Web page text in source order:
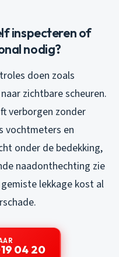
inspecteren of
nodig?
doen zoals
zichtbare scheuren.
verborgen zonder
vochtmeters en
onder de bedekking,
naadonthechting zie
lekkage kost al
04 20